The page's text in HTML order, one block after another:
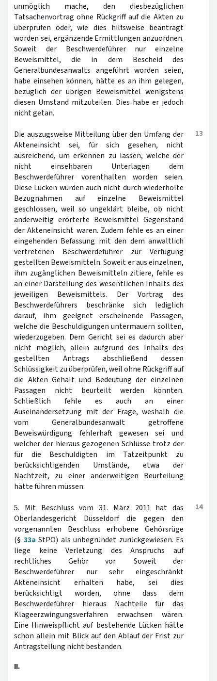
unmöglich mache, den diesbezüglichen
Tatsachenvortrag ohne Rückgriff auf die Akten zu
überprüfen oder, wie dies hilfsweise beantragt
worden sei, ergänzende Ermittlungen anzuordnen.
Soweit der Beschwerdeführer nur einzelne
Beweismittel, die in dem Bescheid des
Generalbundesanwalts angeführt worden seien,
habe einsehen können, hätte es an ihm gelegen,
bezüglich der übrigen Beweismittel wenigstens
diesen Umstand mitzuteilen. Dies habe er jedoch
nicht getan.
13
Die auszugsweise Mitteilung über den Umfang der
Akteneinsicht sei, für sich gesehen, nicht
ausreichend, um erkennen zu lassen, welche der
nicht einsehbaren Unterlagen dem
Beschwerdeführer vorenthalten worden seien.
Diese Lücken würden auch nicht durch wiederholte
Bezugnahmen auf einzelne Beweismittel
geschlossen, weil so ungeklärt bleibe, ob nicht
anderweitig erörterte Beweismittel Gegenstand
der Akteneinsicht waren. Zudem fehle es an einer
eingehenden Befassung mit den dem anwaltlich
vertretenen Beschwerdeführer zur Verfügung
gestellten Beweismitteln. Soweit er aus einzelnen,
ihm zugänglichen Beweismitteln zitiere, fehle es
an einer Darstellung des wesentlichen Inhalts des
jeweiligen Beweismittels. Der Vortrag des
Beschwerdeführers beschränke sich lediglich
darauf, ihm geeignet erscheinende Passagen,
welche die Beschuldigungen untermauern sollten,
wiederzugeben. Dem Gericht sei es dadurch aber
nicht möglich, allein aufgrund des Inhalts des
gestellten Antrags abschließend dessen
Schlüssigkeit zu überprüfen, weil ohne Rückgriff auf
die Akten Gehalt und Bedeutung der einzelnen
Passagen nicht beurteilt werden könnten.
Schließlich fehle es auch an einer
Auseinandersetzung mit der Frage, weshalb die
vom Generalbundesanwalt getroffene
Beweiswürdigung fehlerhaft gewesen sei und
welcher der hieraus gezogenen Schlüsse trotz der
für die Beschuldigten im Tatzeitpunkt zu
berücksichtigenden Umstände, etwa der
Nachtzeit, zu einer anderweitigen Beurteilung
hätte führen müssen.
14
5. Mit Beschluss vom 31. März 2011 hat das
Oberlandesgericht Düsseldorf die gegen den
vorgenannten Beschluss erhobene Gehörsrüge
(§ 33a StPO) als unbegründet zurückgewiesen. Es
liege keine Verletzung des Anspruchs auf
rechtliches Gehör vor. Soweit der
Beschwerdeführer nur sehr eingeschränkt
Akteneinsicht erhalten habe, sei dies
berücksichtigt worden, ohne dass dem
Beschwerdeführer hieraus Nachteile für das
Klageerzwingungsverfahren erwachsen wären.
Eine Hinweispflicht auf bestehende Lücken hätte
schon allein mit Blick auf den Ablauf der Frist zur
Antragstellung nicht bestanden.
II.